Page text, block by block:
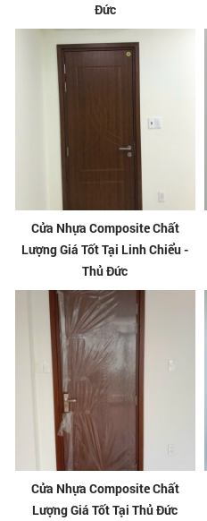
Đức
Cửa Nhựa Composite Chất
Lượng Giá Tốt Tại Linh Chiểu -
Thủ Đức
Cửa Nhựa Composite Chất
Lượng Giá Tốt Tại Thủ Đức